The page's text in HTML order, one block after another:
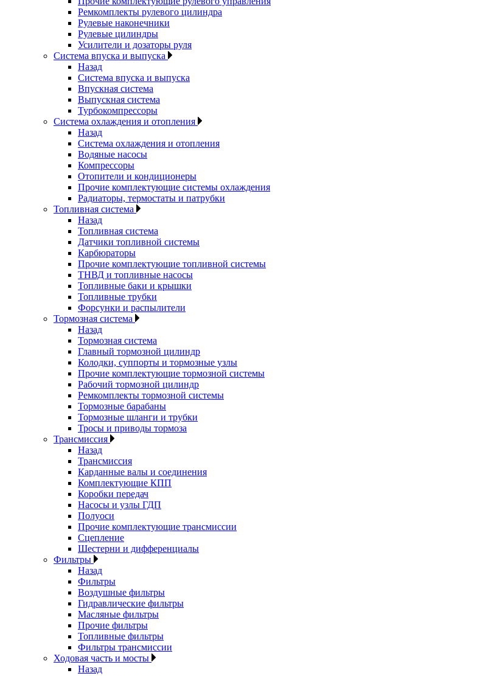
Ремкомплекты рулевого цилиндра
Рулевые наконечники
Рулевые цилиндры
Усилители и дозаторы руля
Система впуска и выпуска
Назад
Система впуска и выпуска
Впускная система
Выпускная система
Турбокомпрессоры
Система охлаждения и отопления
Назад
Система охлаждения и отопления
Водяные насосы
Компрессоры
Отопители и кондиционеры
Прочие комплектующие системы охлаждения
Радиаторы, термостаты и патрубки
Топливная система
Назад
Топливная система
Датчики топливной системы
Карбюраторы
Прочие комплектующие топливной системы
ТНВД и топливные насосы
Топливные баки и крышки
Топливные трубки
Форсунки и распылители
Тормозная система
Назад
Тормозная система
Главный тормозной цилиндр
Колодки, суппорты и тормозные узлы
Прочие комплектующие тормозной системы
Рабочий тормозной цилиндр
Ремкомплекты тормозной системы
Тормозные барабаны
Тормозные шланги и трубки
Тросы и приводы тормоза
Трансмиссия
Назад
Трансмиссия
Карданные валы и соединения
Комплектующие КПП
Коробки передач
Насосы и узлы ГДП
Полуоси
Прочие комплектующие трансмиссии
Сцепление
Шестерни и дифференциалы
Фильтры
Назад
Фильтры
Воздушные фильтры
Гидравлические фильтры
Масляные фильтры
Прочие фильтры
Топливные фильтры
Фильтры трансмиссии
Ходовая часть и мосты
Назад